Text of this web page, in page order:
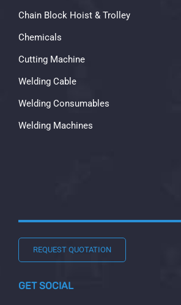
Chain Block Hoist & Trolley
Chemicals
Cutting Machine
Welding Cable
Welding Consumables
Welding Machines
REQUEST QUOTATION
GET SOCIAL